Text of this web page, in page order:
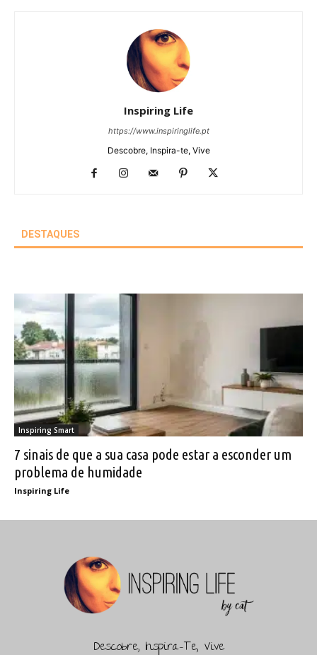
Inspiring Life
https://www.inspiringlife.pt
Descobre, Inspira-te, Vive
DESTAQUES
Inspiring Smart
7 sinais de que a sua casa pode estar a esconder um
problema de humidade
Inspiring Life
Descobre, Inspira-Te, Vive